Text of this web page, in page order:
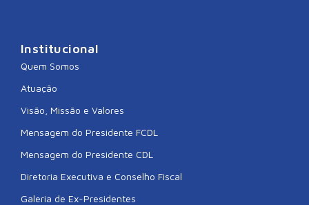
Institucional
Quem Somos
Atuação
Visão, Missão e Valores
Mensagem do Presidente FCDL
Mensagem do Presidente CDL
Diretoria Executiva e Conselho Fiscal
Galeria de Ex-Presidentes